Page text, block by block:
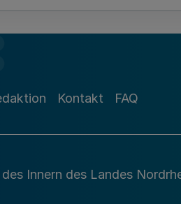
11.07.2023
Kontakt FAQ
Innern des Landes